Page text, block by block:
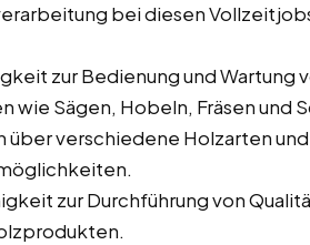
bei diesen
zur Bedienung und Wartung
wie Sägen, Hobeln, Fräsen und
über verschiedene Holzarten
zur Durchführung von